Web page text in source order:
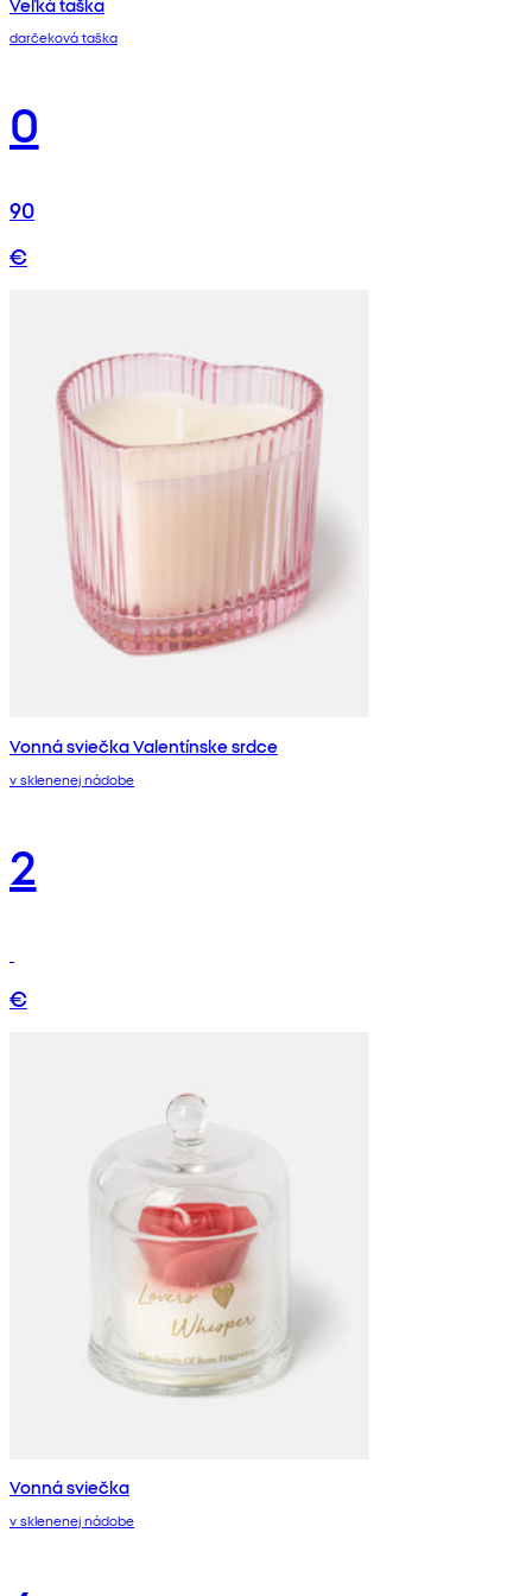
darčeková taška
0
90
€
Vonná sviečka Valentínske srdce
v sklenenej nádobe
2
€
Vonná sviečka
v sklenenej nádobe